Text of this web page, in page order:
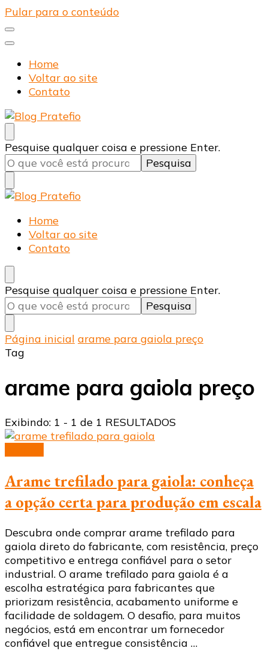
Pular para o conteúdo
Home
Voltar ao site
Contato
Blog Pratefio
Arames e Telas de Qualidade
Procurando
algo?
Pesquise qualquer coisa e pressione Enter.
Blog Pratefio
Arames e Telas de Qualidade
Home
Voltar ao site
Contato
Procurando
algo?
Pesquise qualquer coisa e pressione Enter.
Página inicial arame para gaiola preço
Tag
arame para gaiola preço
Exibindo: 1 - 1 de 1 RESULTADOS
Arame trefilado para gaiola: conheça
a opção certa para produção em escala
Descubra onde comprar arame trefilado para
gaiola direto do fabricante, com resistência, preço
competitivo e entrega confiável para o setor
industrial. O arame trefilado para gaiola é a
escolha estratégica para fabricantes que
priorizam resistência, acabamento uniforme e
facilidade de soldagem. O desafio, para muitos
negócios, está em encontrar um fornecedor
confiável que entregue consistência …